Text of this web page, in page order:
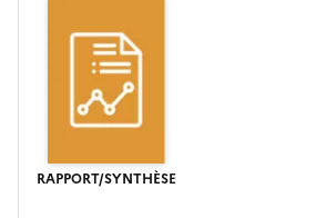
RAPPORT/SYNTHÈSE